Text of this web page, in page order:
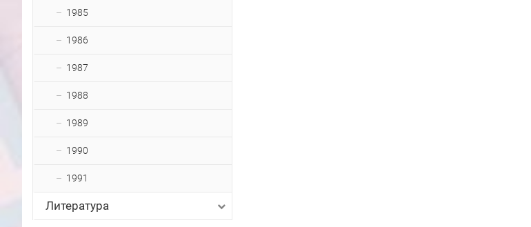
1985
1986
1987
1988
1989
1990
1991
Литература